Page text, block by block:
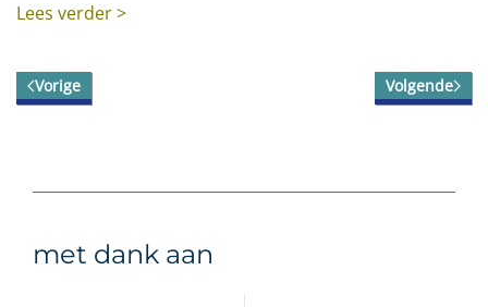
Lees verder >
Vorige Volgende
met dank aan